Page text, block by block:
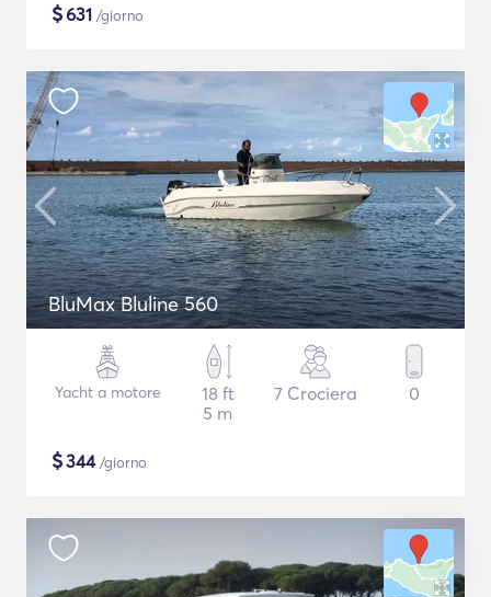
$631 /giorno
BluMax Bluline 560
Yacht a motore
18 ft
5 m
7 Crociera 0
$344/giorno